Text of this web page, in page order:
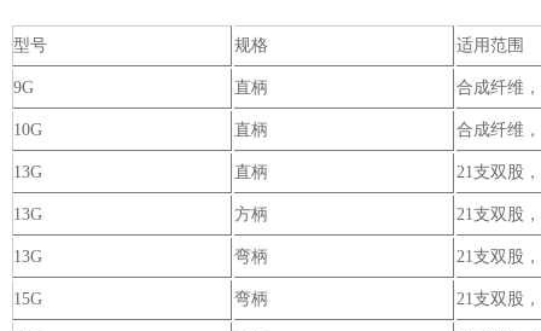
型号 规格 适用范围
9G 直柄 合成纤维
10G 直柄 合成纤维
13G 直柄 21支双股
13G 方柄 21支双股
13G 弯柄 21支双股
15G 弯柄 21支双股